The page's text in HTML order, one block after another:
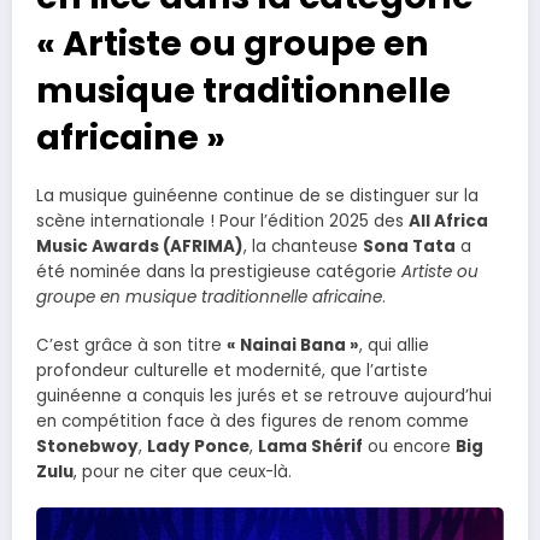
« Artiste ou groupe en
musique traditionnelle
africaine »
La musique guinéenne continue de se distinguer sur la
scène internationale ! Pour l’édition 2025 des All Africa
Music Awards (AFRIMA), la chanteuse Sona Tata a
été nominée dans la prestigieuse catégorie Artiste ou
groupe en musique traditionnelle africaine.
C’est grâce à son titre « Nainai Bana », qui allie
profondeur culturelle et modernité, que l’artiste
guinéenne a conquis les jurés et se retrouve aujourd’hui
en compétition face à des figures de renom comme
Stonebwoy, Lady Ponce, Lama Shérif ou encore Big
Zulu, pour ne citer que ceux-là.